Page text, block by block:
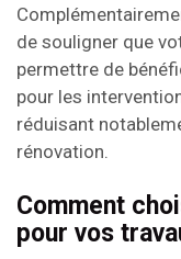
de souligner que
permettre de
pour les
réduisant
rénovation.
Comment
pour vos